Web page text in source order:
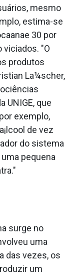
mesmo
estima-se
30 por
viciados. "O
produtos
La¼scher,
UNIGE, que
exemplo,
de vez
do sistema
pequena
surge no
uma
das vezes, os
um